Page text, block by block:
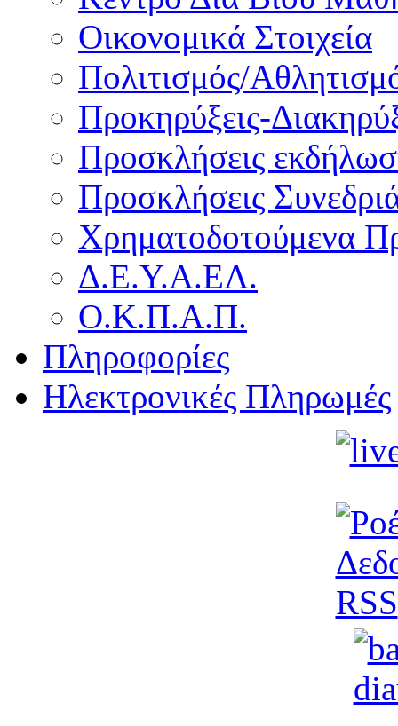
Οικονομικά Στοιχεία
Πολιτισμός/
Προκηρύξεις-
Προσκλήσεις
Προσκλήσεις
Χρηματοδοτούμενα
Δ.Ε.Υ.Α.ΕΛ.
Ο.Κ.Π.Α.Π.
Πληροφορίες
Ηλεκτρονικές Πληρωμές